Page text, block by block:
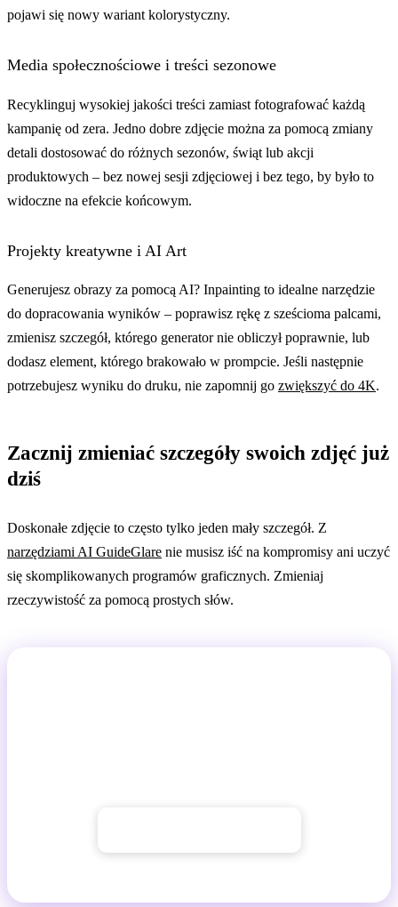
pojawi się nowy wariant kolorystyczny.
Media społecznościowe i treści sezonowe
Recyklinguj wysokiej jakości treści zamiast fotografować każdą
kampanię od zera. Jedno dobre zdjęcie można za pomocą zmiany
detali dostosować do różnych sezonów, świąt lub akcji
produktowych – bez nowej sesji zdjęciowej i bez tego, by było to
widoczne na efekcie końcowym.
Projekty kreatywne i AI Art
Generujesz obrazy za pomocą AI? Inpainting to idealne narzędzie
do dopracowania wyników – poprawisz rękę z sześcioma palcami,
zmienisz szczegół, którego generator nie obliczył poprawnie, lub
dodasz element, którego brakowało w prompcie. Jeśli następnie
potrzebujesz wyniku do druku, nie zapomnij go zwiększyć do 4K.
Zacznij zmieniać szczegóły swoich zdjęć już
dziś
Doskonałe zdjęcie to często tylko jeden mały szczegół. Z
narzędziami AI GuideGlare nie musisz iść na kompromisy ani uczyć
się skomplikowanych programów graficznych. Zmieniaj
rzeczywistość za pomocą prostych słów.